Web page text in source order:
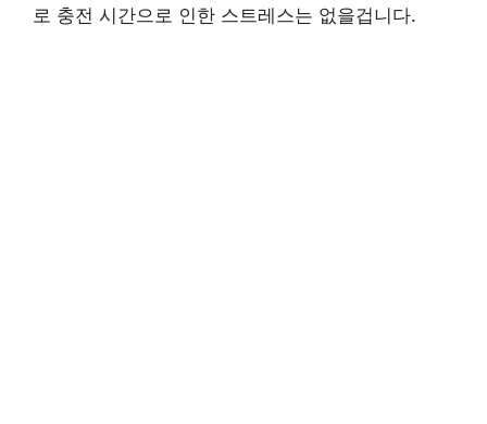
로 충전 시간으로 인한 스트레스는 없을겁니다.